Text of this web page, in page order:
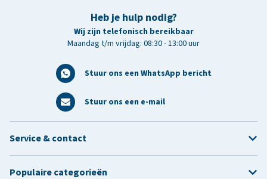
Heb je hulp nodig?
Wij zijn telefonisch bereikbaar
Maandag t/m vrijdag: 08:30 - 13:00 uur
Stuur ons een WhatsApp bericht
Stuur ons een e-mail
Service & contact
Populaire categorieën